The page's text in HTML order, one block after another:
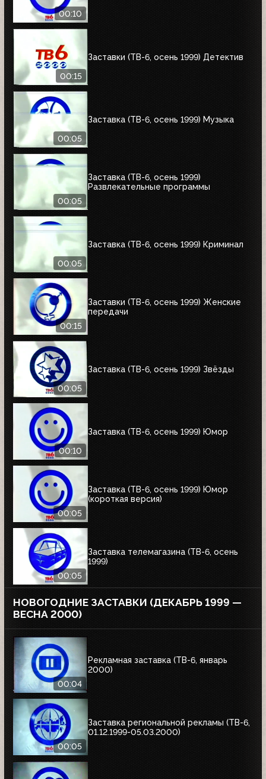
00:10
00:15
Заставки (ТВ-6, осень 1999) Детектив
00:05
Заставка (ТВ-6, осень 1999) Музыка
00:05
Заставка (ТВ-6, осень 1999)
Развлекательные программы
00:05
Заставка (ТВ-6, осень 1999) Криминал
00:15
Заставки (ТВ-6, осень 1999) Женские
передачи
00:05
Заставка (ТВ-6, осень 1999) Звёзды
00:10
Заставка (ТВ-6, осень 1999) Юмор
00:05
Заставка (ТВ-6, осень 1999) Юмор
(короткая версия)
00:05
Заставка телемагазина (ТВ-6, осень
1999)
НОВОГОДНИЕ ЗАСТАВКИ (ДЕКАБРЬ 1999 —
ВЕСНА 2000)
00:04
Рекламная заставка (ТВ-6, январь
2000)
00:05
Заставка региональной рекламы (ТВ-6,
01.12.1999-05.03.2000)